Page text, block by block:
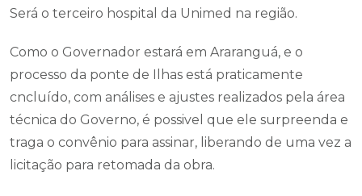
Será o terceiro hospital da Unimed na região.
Como o Governador estará em Araranguá, e o
processo da ponte de Ilhas está praticamente
cncluído, com análises e ajustes realizados pela área
técnica do Governo, é possivel que ele surpreenda e
traga o convênio para assinar, liberando de uma vez a
licitação para retomada da obra.